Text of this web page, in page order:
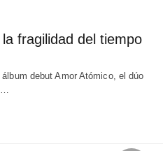
fragilidad del tiempo
debut Amor Atómico, el dúo